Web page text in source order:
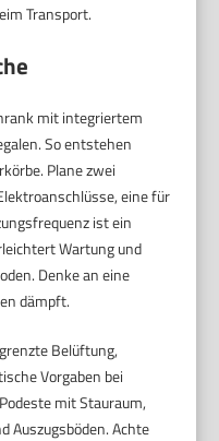
Transport.
mit integriertem
So entstehen
Plane zwei
eine für
ist ein
Wartung und
Denke an eine
dämpft.
Belüftung,
Vorgaben bei
mit Stauraum,
Auszugsböden. Achte